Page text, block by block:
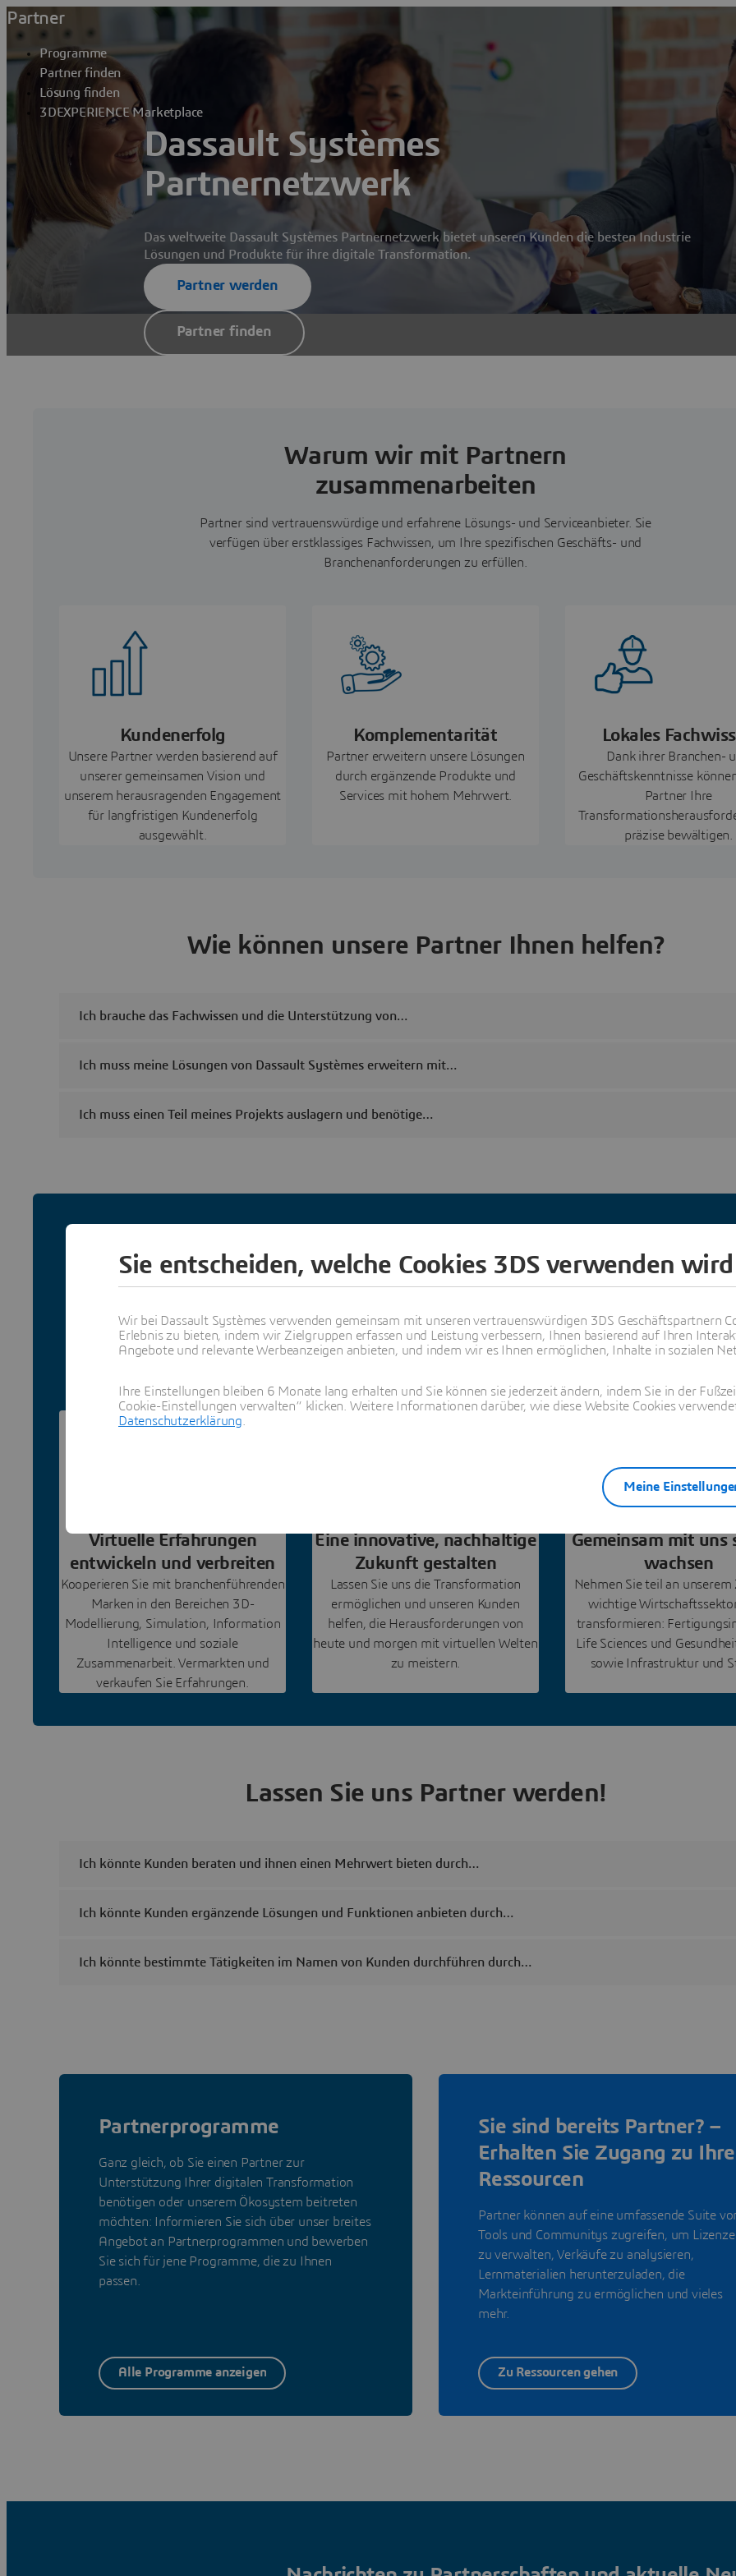
Partner
Programme
Partner finden
Lösung finden
3DEXPERIENCE Marketplace
Dassault Systèmes
Partnernetzwerk
Das weltweite Dassault Systèmes Partnernetzwerk bietet unseren Kunden die besten Industrie
Lösungen und Produkte für ihre digitale Transformation.
Partner werden
Partner finden
Warum wir mit Partnern
zusammenarbeiten
Partner sind vertrauenswürdige und erfahrene Lösungs- und Serviceanbieter. Sie
verfügen über erstklassiges Fachwissen, um Ihre spezifischen Geschäfts- und
Branchenanforderungen zu erfüllen.
Kundenerfolg
Unsere Partner werden basierend auf
unserer gemeinsamen Vision und
unserem herausragenden Engagement
für langfristigen Kundenerfolg
ausgewählt.
Komplementarität
Partner erweitern unsere Lösungen
durch ergänzende Produkte und
Services mit hohem Mehrwert.
Lokales
Dank ihrer Branchen-
Geschäftskenntnisse
Partner Ihre
präzise bewältigen.
Wie können unsere Partner Ihnen helfen?
Ich brauche das Fachwissen und die Unterstützung von…
Ich muss meine Lösungen von Dassault Systèmes erweitern mit…
Ich muss einen Teil meines Projekts auslagern und benötige…
Partnernetzwerk beitreten?
Entdecken Sie all unsere Möglichkeiten zur Zusammenarbeit und kontaktieren Sie
uns, um herauszufinden, wie wir Kunden am besten gemeinsam weiterhelfen
Virtuelle Erfahrungen
entwickeln und verbreiten
Kooperieren Sie mit branchenführenden
Marken in den Bereichen 3D-
Modellierung, Simulation, Information
Intelligence und soziale
Zusammenarbeit. Vermarkten und
verkaufen Sie Erfahrungen.
Eine innovative, nachhaltige
Zukunft gestalten
Lassen Sie uns die Transformation
ermöglichen und unseren Kunden
helfen, die Herausforderungen von
heute und morgen mit virtuellen Welten
zu meistern.
Gemeinsam mit uns
wachsen
Nehmen Sie teil an unserem
wichtige
transformieren:
Life Sciences und
sowie Infrastruktur und
Lassen Sie uns Partner werden!
Ich könnte Kunden beraten und ihnen einen Mehrwert bieten durch…
Ich könnte Kunden ergänzende Lösungen und Funktionen anbieten durch…
Ich könnte bestimmte Tätigkeiten im Namen von Kunden durchführen durch…
Partnerprogramme
Ganz gleich, ob Sie einen Partner zur
Unterstützung Ihrer digitalen Transformation
benötigen oder unserem Ökosystem beitreten
möchten: Informieren Sie sich über unser breites
Angebot an Partnerprogrammen und bewerben
Sie sich für jene Programme, die zu Ihnen
passen.
Alle Programme anzeigen
Sie sind bereits Partner? –
Erhalten Sie Zugang zu
Ressourcen
Partner können auf eine umfassende Suite
Tools und Communitys zugreifen, um
zu verwalten, Verkäufe zu analysieren,
Lernmaterialien herunterzuladen, die
Markteinführung zu ermöglichen und vieles
mehr.
Zu Ressourcen gehen
Sie entscheiden, welche Cookies 3DS verwenden wird
Wir bei Dassault Systèmes verwenden gemeinsam mit unseren vertrauenswürdigen 3DS Geschäftspartnern
Erlebnis zu bieten, indem wir Zielgruppen erfassen und Leistung verbessern, Ihnen basierend auf Ihren
Angebote und relevante Werbeanzeigen anbieten, und indem wir es Ihnen ermöglichen, Inhalte in sozialen
Ihre Einstellungen bleiben 6 Monate lang erhalten und Sie können sie jederzeit ändern, indem Sie in der
Cookie-Einstellungen verwalten“ klicken. Weitere Informationen darüber, wie diese Website Cookies
Datenschutzerklärung
Meine